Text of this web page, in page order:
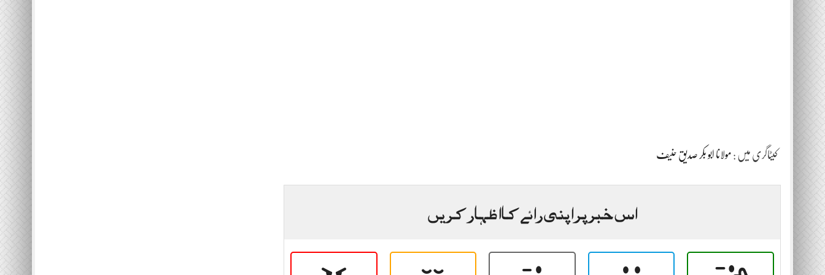
کیٹاگری میں : مولانا ابو بکر صدیق حنیف
اس خبر پر اپنی رائے کا اظہار کریں